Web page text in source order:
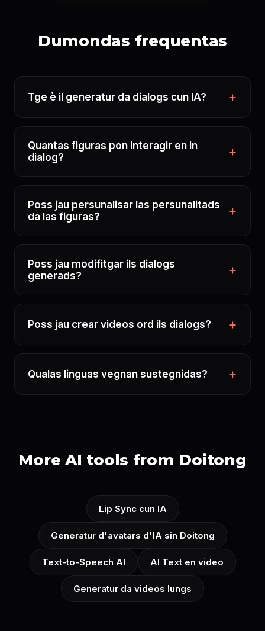
Dumondas frequentas
Tge è il generatur da dialogs cun IA?
Quantas figuras pon interagir en in
dialog?
Poss jau persunalisar las persunalitads
da las figuras?
Poss jau modifitgar ils dialogs
generads?
Poss jau crear videos ord ils dialogs?
Qualas linguas vegnan sustegnidas?
More AI tools from Doitong
Lip Sync cun IA
Generatur d'avatars d'IA sin Doitong
Text-to-Speech AI AI Text en video
Generatur da videos lungs